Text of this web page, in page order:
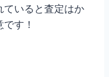
ていると査定はか
す！